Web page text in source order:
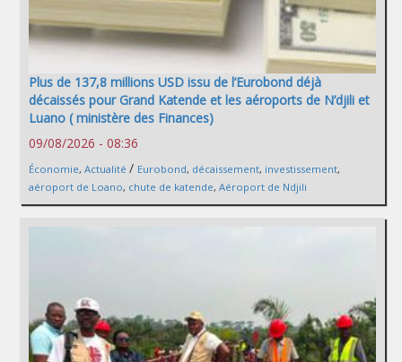
Plus de 137,8 millions USD issu de l’Eurobond déjà
décaissés pour Grand Katende et les aéroports de N’djili et
Luano ( ministère des Finances)
09/08/2026 - 08:36
Économie, Actualité / Eurobond, décaissement, investissement,
aéroport de Loano, chute de katende, Aéroport de Ndjili